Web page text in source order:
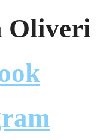
Oliveri